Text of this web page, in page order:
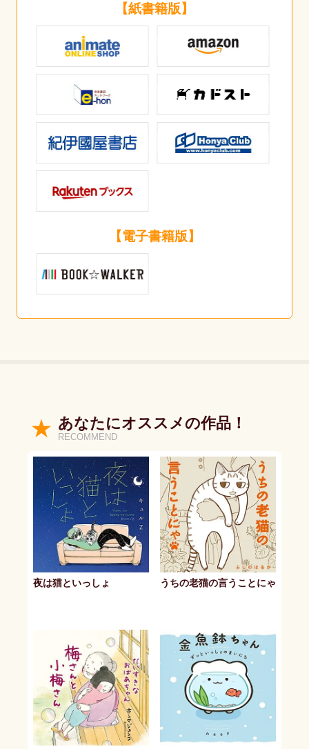
【紙書籍版】
【電子書籍版】
あなたにオススメの作品！
RECOMMEND
夜は猫といっしょ うちの老猫の言うことにゃ